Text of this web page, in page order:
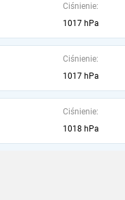
Ciśnienie:
1017 hPa
Ciśnienie:
1017 hPa
Ciśnienie:
1018 hPa